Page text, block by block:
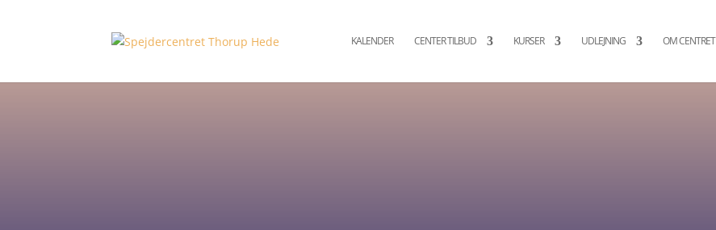
KALENDER CENTER TILBUD KURSER UDLEJNING OM CENTRET